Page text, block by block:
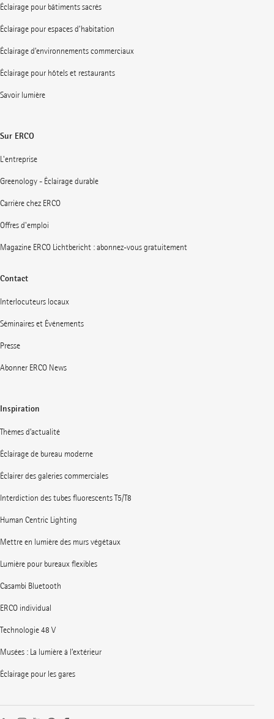
Éclairage pour bâtiments sacrés
Éclairage pour espaces d’habitation
Éclairage d’environnements commerciaux
Éclairage pour hôtels et restaurants
Savoir lumière
Sur ERCO
L'entreprise
Greenology - Éclairage durable
Carrière chez ERCO
Offres d'emploi
Magazine ERCO Lichtbericht : abonnez-vous gratuitement
Contact
Interlocuteurs locaux
Séminaires et Événements
Presse
Abonner ERCO News
Inspiration
Thèmes d’actualité
Éclairage de bureau moderne
Éclairer des galeries commerciales
Interdiction des tubes fluorescents T5/T8
Human Centric Lighting
Mettre en lumière des murs végétaux
Lumière pour bureaux flexibles
Casambi Bluetooth
ERCO individual
Technologie 48 V
Musées : La lumière à l’extérieur
Éclairage pour les gares